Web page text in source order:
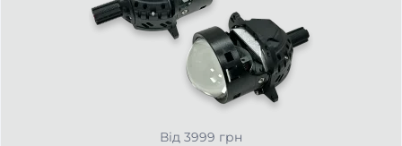
Від 3999 грн